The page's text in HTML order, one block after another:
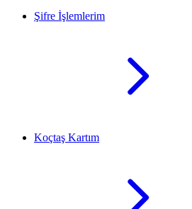
Şifre İşlemlerim
Koçtaş Kartım